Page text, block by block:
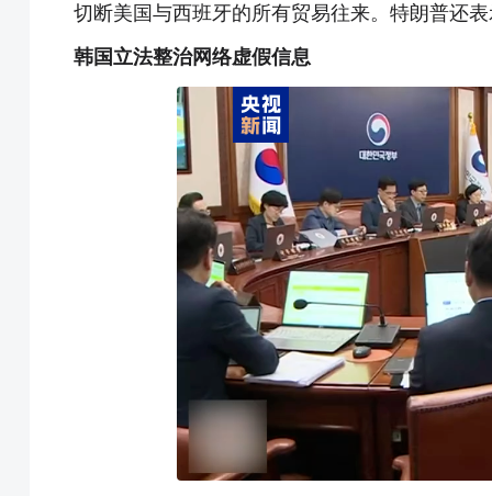
切断美国与西班牙的所有贸易往来。特朗普还
韩国立法整治网络虚假信息